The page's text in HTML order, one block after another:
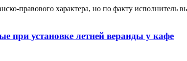
правового характера, но по факту
при установке летней веранды у кафе